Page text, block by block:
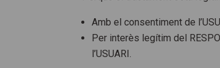
Amb el consentiment de
Per interès legítim del
l’USUARI.